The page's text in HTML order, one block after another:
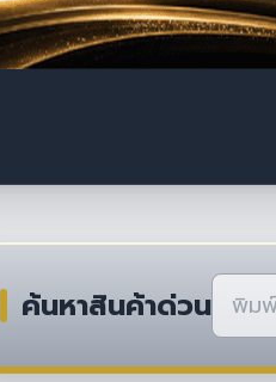
ค้นหาสินค้าด่วน